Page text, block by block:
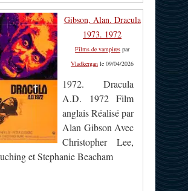
Gibson, Alan. Dracula
1973. 1972
Films de vampires par
Vladkergan le 09/04/2026
1972. Dracula
A.D. 1972 Film
anglais Réalisé par
Alan Gibson Avec
Christopher Lee,
et Stephanie Beacham